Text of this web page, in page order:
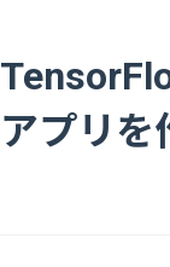
アプリを